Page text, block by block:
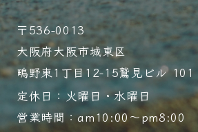
〒536-0013
大阪府大阪市城東区
鴫野東1丁目12-15鷲見ビル 101
定休日：火曜日・水曜日
営業時間：am10:00～pm8:00